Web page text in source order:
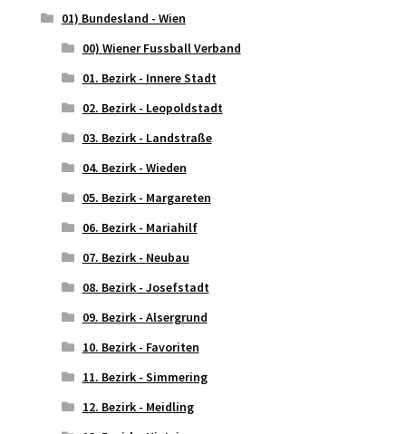
01) Bundesland - Wien
00) Wiener Fussball Verband
01. Bezirk - Innere Stadt
02. Bezirk - Leopoldstadt
03. Bezirk - Landstraße
04. Bezirk - Wieden
05. Bezirk - Margareten
06. Bezirk - Mariahilf
07. Bezirk - Neubau
08. Bezirk - Josefstadt
09. Bezirk - Alsergrund
10. Bezirk - Favoriten
11. Bezirk - Simmering
12. Bezirk - Meidling